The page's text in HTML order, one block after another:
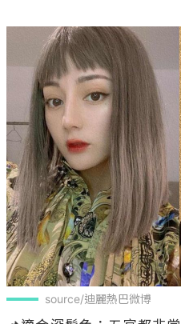
source/迪麗熱巴微博